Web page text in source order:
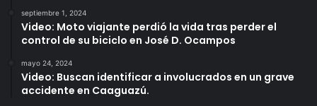
septiembre 1, 2024
Video: Moto viajante perdió la vida tras perder el
control de su biciclo en José D. Ocampos
mayo 24, 2024
Video: Buscan identificar a involucrados en un grave
accidente en Caaguazú.